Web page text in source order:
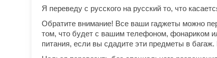
Я переведу с русского на русский то, что
Обратите внимание! Все ваши гаджеты можно
том, что будет с вашим телефоном, фонариком
питания, если вы сдадите эти предметы в